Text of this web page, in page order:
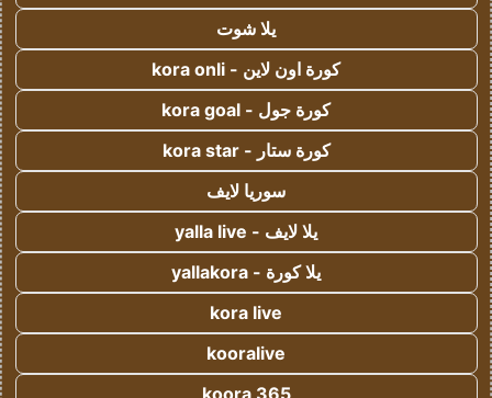
يلا شوت
كورة اون لاين - kora onli
كورة جول - kora goal
كورة ستار - kora star
سوريا لايف
يلا لايف - yalla live
يلا كورة - yallakora
kora live
kooralive
koora 365